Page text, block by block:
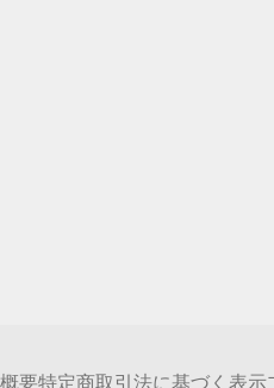
要特定商取引法に基づく表示